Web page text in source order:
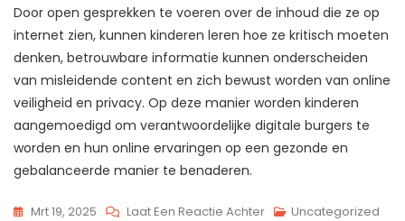
Door open gesprekken te voeren over de inhoud die ze op
internet zien, kunnen kinderen leren hoe ze kritisch moeten
denken, betrouwbare informatie kunnen onderscheiden
van misleidende content en zich bewust worden van online
veiligheid en privacy. Op deze manier worden kinderen
aangemoedigd om verantwoordelijke digitale burgers te
worden en hun online ervaringen op een gezonde en
gebalanceerde manier te benaderen.
Mrt 19, 2025 Laat Een Reactie AchterOp Uncategorized